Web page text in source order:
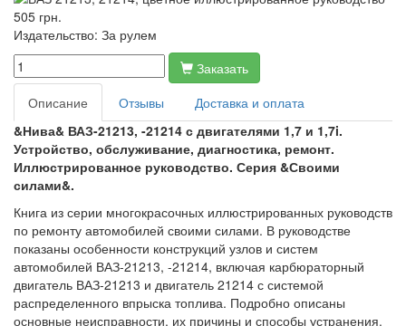
505 грн.
Издательство: За рулем
Заказать
Описание
Отзывы
Доставка и оплата
&Нива& ВАЗ-21213, -21214 с двигателями 1,7 и 1,7i.
Устройство, обслуживание, диагностика, ремонт.
Иллюстрированное руководство. Серия &Своими
силами&.
Книга из серии многокрасочных иллюстрированных руководств
по ремонту автомобилей своими силами. В руководстве
показаны особенности конструкций узлов и систем
автомобилей ВАЗ-21213, -21214, включая карбюраторный
двигатель ВАЗ-21213 и двигатель 21214 с системой
распределенного впрыска топлива. Подробно описаны
основные неисправности, их причины и способы устранения.